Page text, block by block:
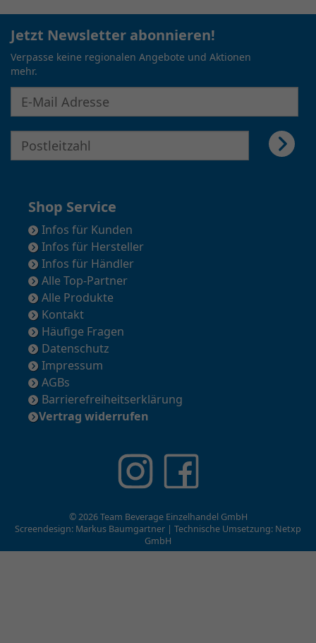
Jetzt Newsletter abonnieren!
Verpasse keine regionalen Angebote und Aktionen
mehr.
Shop Service
Infos für Kunden
Infos für Hersteller
Infos für Händler
Alle Top-Partner
Alle Produkte
Kontakt
Häufige Fragen
Datenschutz
Impressum
AGBs
Barrierefreiheitserklärung
Vertrag widerrufen
© 2026 Team Beverage Einzelhandel GmbH
Screendesign: Markus Baumgartner | Technische Umsetzung: Netxp
GmbH